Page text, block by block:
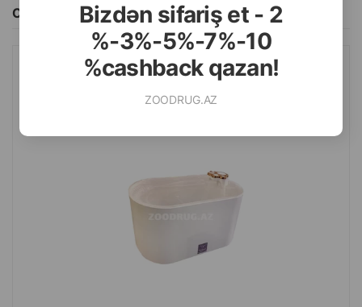
Bizdən sifariş et - 2
%-3%-5%-7%-10
%cashback qazan!
ZOODRUG.AZ
Смотреть Все
АВТОПОИЛКА NUNBELL #065 PET WATER FOUNTAIN